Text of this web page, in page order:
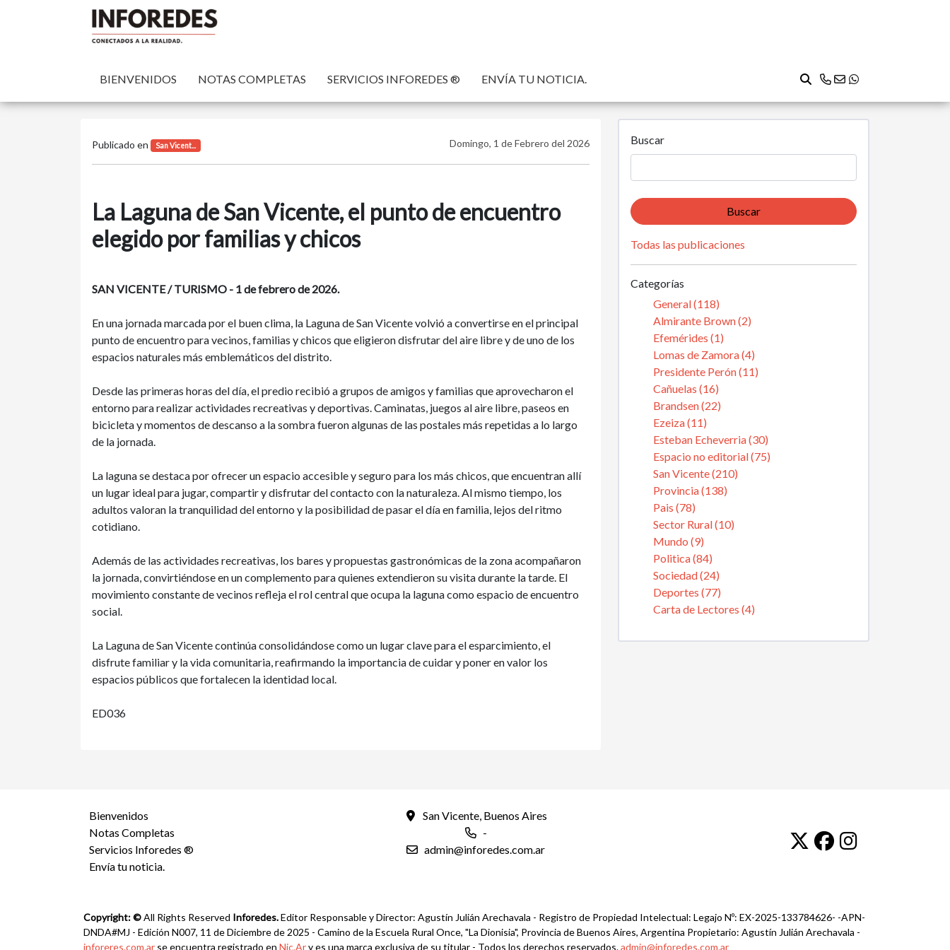
BIENVENIDOS NOTAS COMPLETAS SERVICIOS INFOREDES ® ENVÍA TU NOTICIA.
Publicado en San Vicent... Domingo, 1 de Febrero del 2026
La Laguna de San Vicente, el punto de encuentro
elegido por familias y chicos
SAN VICENTE / TURISMO - 1 de febrero de 2026.
En una jornada marcada por el buen clima, la Laguna de San Vicente volvió a convertirse en el principal
punto de encuentro para vecinos, familias y chicos que eligieron disfrutar del aire libre y de uno de los
espacios naturales más emblemáticos del distrito.
Desde las primeras horas del día, el predio recibió a grupos de amigos y familias que aprovecharon el
entorno para realizar actividades recreativas y deportivas. Caminatas, juegos al aire libre, paseos en
bicicleta y momentos de descanso a la sombra fueron algunas de las postales más repetidas a lo largo
de la jornada.
La laguna se destaca por ofrecer un espacio accesible y seguro para los más chicos, que encuentran allí
un lugar ideal para jugar, compartir y disfrutar del contacto con la naturaleza. Al mismo tiempo, los
adultos valoran la tranquilidad del entorno y la posibilidad de pasar el día en familia, lejos del ritmo
cotidiano.
Además de las actividades recreativas, los bares y propuestas gastronómicas de la zona acompañaron
la jornada, convirtiéndose en un complemento para quienes extendieron su visita durante la tarde. El
movimiento constante de vecinos refleja el rol central que ocupa la laguna como espacio de encuentro
social.
La Laguna de San Vicente continúa consolidándose como un lugar clave para el esparcimiento, el
disfrute familiar y la vida comunitaria, reafirmando la importancia de cuidar y poner en valor los
espacios públicos que fortalecen la identidad local.
ED036
Buscar
Buscar
Todas las publicaciones
Categorías
General (118)
Almirante Brown (2)
Efemérides (1)
Lomas de Zamora (4)
Presidente Perón (11)
Cañuelas (16)
Brandsen (22)
Ezeiza (11)
Esteban Echeverria (30)
Espacio no editorial (75)
San Vicente (210)
Provincia (138)
Pais (78)
Sector Rural (10)
Mundo (9)
Politica (84)
Sociedad (24)
Deportes (77)
Carta de Lectores (4)
Bienvenidos
Notas Completas
Servicios Inforedes ®
Envía tu noticia.
San Vicente, Buenos Aires
-
admin@inforedes.com.ar
Copyright: ©All Rights Reserved Inforedes.Editor Responsable y Director: Agustín Julián Arechavala - Registro de Propiedad Intelectual: Legajo Nº: EX-2025-133784626- -APN-
DNDA#MJ - Edición N007, 11 de Diciembre de 2025 - Camino de la Escuela Rural Once, "La Dionisia", Provincia de Buenos Aires, Argentina Propietario: Agustín Julián Arechavala -
inforeres.com.ar se encuentra registrado en Nic.Ary es una marca exclusiva de su titular - Todos los derechos reservados.admin@inforedes.com.ar